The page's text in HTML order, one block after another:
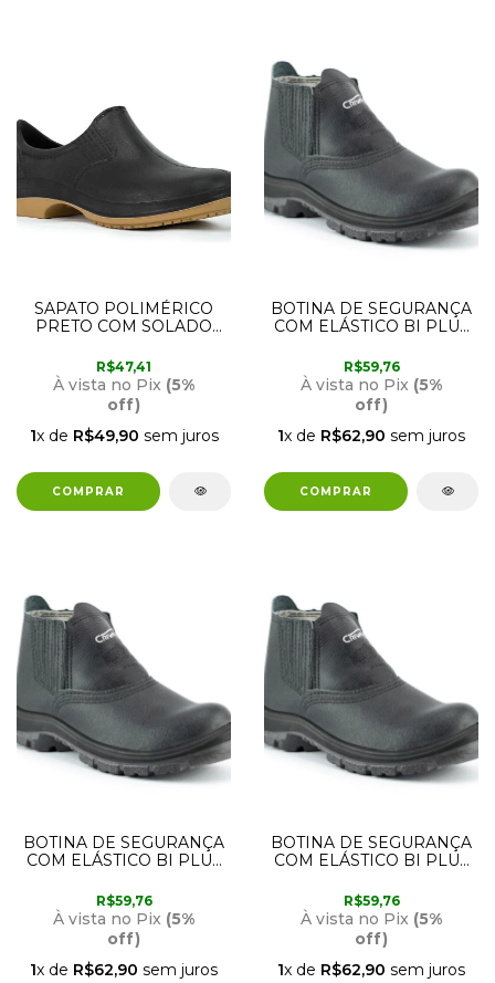
SAPATO POLIMÉRICO
PRETO COM SOLADO
R$47,41
À vista no Pix (5%
off)
1x de R$49,90 sem juros
BOTINA DE SEGURANÇA
COM ELÁSTICO BI PLUS
CRIVAL
R$59,76
À vista no Pix (5%
off)
1x de R$62,90 sem juros
BOTINA DE SEGURANÇA
COM ELÁSTICO BI PLUS
CRIVAL
R$59,76
À vista no Pix (5%
off)
1x de R$62,90 sem juros
BOTINA DE SEGURANÇA
COM ELÁSTICO BI PLUS
CRIVAL
R$59,76
À vista no Pix (5%
off)
1x de R$62,90 sem juros